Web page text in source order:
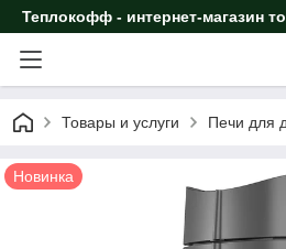
Теплокофф - интернет-магазин
Товары и услуги Печи для
Новинка